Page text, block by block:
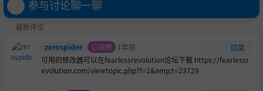
参与讨论聊一聊
最新评论
zerospider
订阅者 1年前
回复
可用的修改器可以在fearlessrevolution论坛下载 https://fearlessr
evolution.com/viewtopic.php?f=2&amp;t=23729